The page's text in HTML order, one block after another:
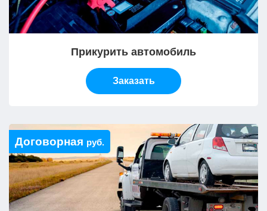
Прикурить автомобиль
Заказать
Договорная руб.